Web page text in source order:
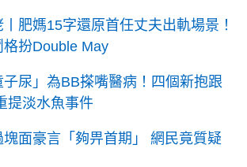
肥媽15字還原首任丈夫出軌場景！
扮Double May
尿」為BB搽嘴醫病！四個新抱跟
提淡水魚事件
面豪言「夠畀首期」 網民竟質疑